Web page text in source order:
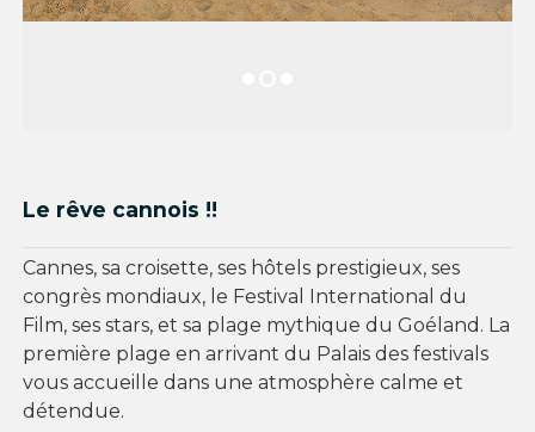
Le rêve cannois !!
Cannes, sa croisette, ses hôtels prestigieux, ses
congrès mondiaux, le Festival International du
Film, ses stars, et sa plage mythique du Goéland. La
première plage en arrivant du Palais des festivals
vous accueille dans une atmosphère calme et
détendue.